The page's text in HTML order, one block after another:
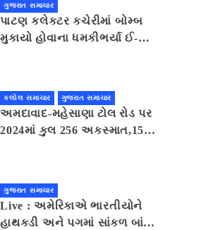
ગુજરાત સમાચાર
પાટણ કલેકટર કચેરીમાં બોમ્બ
મુકાયો હોવાના ધમકીભર્યા ઈ-
કલોલ સમાચાર ગુજરાત સમાચાર
અમદાવાદ-મહેસાણા ટોલ રોડ પર
2024માં કુલ 256 અકસ્માત,15
ગુજરાત સમાચાર
Live : અમેરિકાએ ભારતીયોને
હાથકડી અને પગમાં સાંકળ બાંધી,